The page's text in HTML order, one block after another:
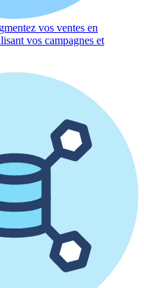
vos ventes en
vos campagnes et